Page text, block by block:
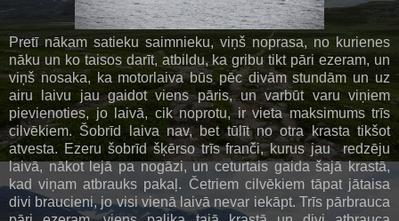
Pretī nākam satieku saimnieku, viņš noprasa, no kurienes
nāku un ko taisos darīt, atbildu, ka gribu tikt pāri ezeram, un
viņš nosaka, ka motorlaiva būs pēc divām stundām un uz
airu laivu jau gaidot viens pāris, un varbūt varu viņiem
pievienoties, jo laivā, cik noprotu, ir vieta maksimums trīs
cilvēkiem. Šobrīd laiva nav, bet tūlīt no otra krasta tikšot
atvesta. Ezeru šobrīd šķērso trīs franči, kurus jau redzēju
laivā, nākot lejā pa nogāzi, un ceturtais gaida šajā krastā,
kad viņam atbrauks pakaļ. Četriem cilvēkiem tāpat jātaisa
divi braucieni, jo visi vienā laivā nevar iekāpt. Trīs pārbrauca